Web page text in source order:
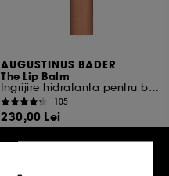
AUGUSTINUS BADER
The Lip Balm
Ingrijire hidratanta pentru buze
105
230,00 Lei